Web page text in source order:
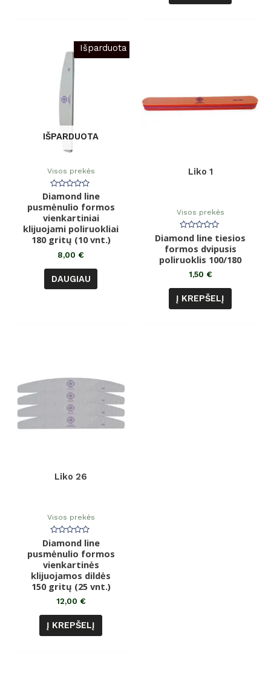
Išparduota
IŠPARDUOTA
Visos prekės
Įvertinimas:
0
iš
5
Diamond line
pusmėnulio formos
vienkartiniai
klijuojami poliruokliai
180 gritų (10 vnt.)
8,00 €
DAUGIAU
Liko 1
Visos prekės
Įvertinimas:
0
iš
5
Diamond line tiesios
formos dvipusis
poliruoklis 100/180
1,50 €
Į KREPŠELĮ
Liko 26
Visos prekės
Įvertinimas:
0
iš
5
Diamond line
pusmėnulio formos
vienkartinės
klijuojamos dildės
150 gritų (25 vnt.)
12,00 €
Į KREPŠELĮ